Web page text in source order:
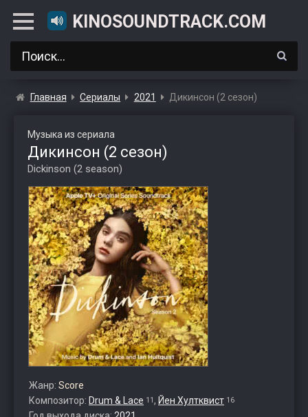
KINOSOUNDTRACK.COM
Главная Сериалы 2021 Дикинсон (2 сезон)
Музыка из сериала
Дикинсон (2 сезон)
Dickinson (2 season)
Жанр: Score
Композитор: Drum & Lace 11 , Йен Хултквист 16